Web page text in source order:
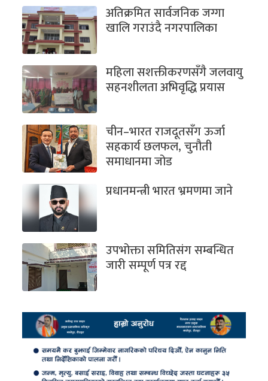
अतिक्रमित सार्वजनिक जग्गा
खालि गराउंदै नगरपालिका
महिला सशक्तीकरणसँगै जलवायु
सहनशीलता अभिवृद्धि प्रयास
चीन–भारत राजदूतसँग ऊर्जा
सहकार्य छलफल, चुनौती
समाधानमा जोड
प्रधानमन्त्री भारत भ्रमणमा जाने
उपभोक्ता समितिसंग सम्बन्धित
जारी सम्पूर्ण पत्र रद्द